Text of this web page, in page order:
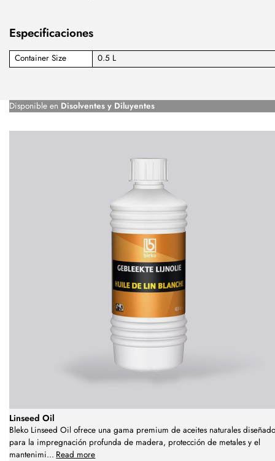
Especificaciones
Container Size 0.5 L
Disponible en Disolventes y Diluyentes
Linseed Oil
Bleko Linseed Oil ofrece una gama premium de aceites naturales
para la impregnación profunda de madera, protección de metales y el
mantenimi... Read more